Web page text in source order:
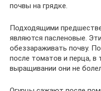
почвы на грядке.
Подходящими
являются пасленовые.
обеззараживать почву.
после томатов и перца, в
выращивании они не